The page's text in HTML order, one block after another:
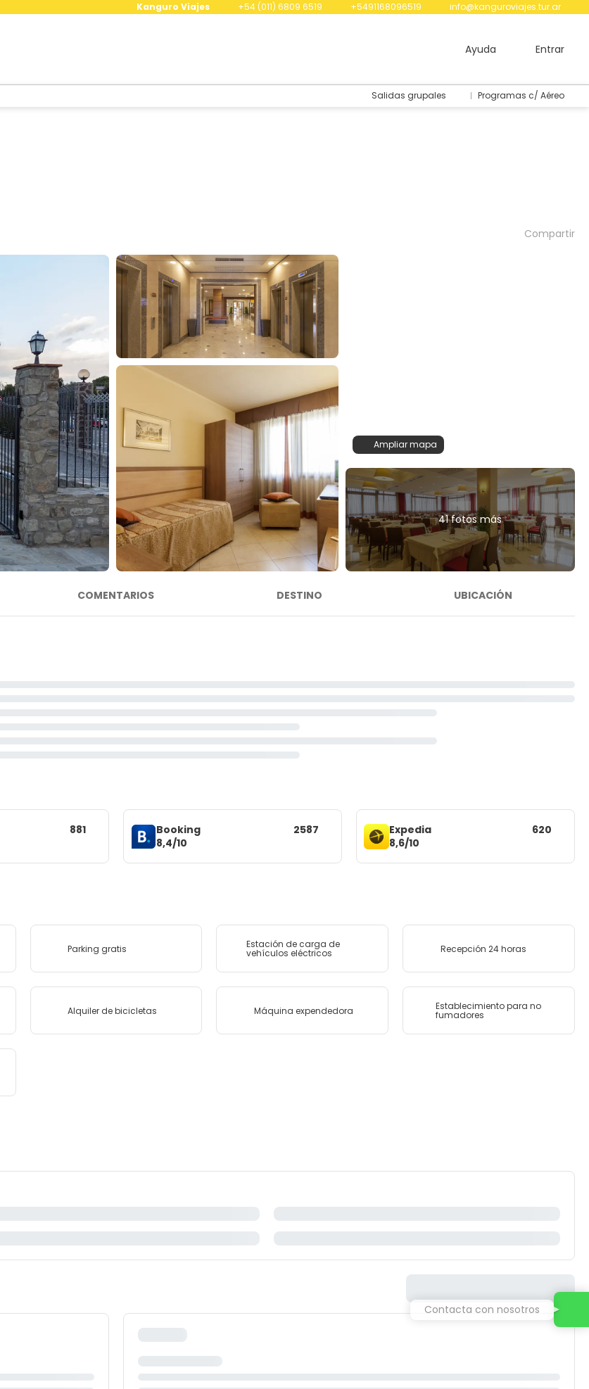
Kanguro Viajes +54 (011) 6809 6519 +5491168096519 info@kanguroviajes.tur.ar
Ayuda Entrar
Salidas grupales Programas c/ Aéreo
Compartir
Ampliar mapa
41 fotos más
COMENTARIOS DESTINO UBICACIÓN
881
Booking
8,4/10
2587
Expedia
8,6/10
620
Parking gratis Estación de carga de
vehículos eléctricos Recepción 24 horas
Alquiler de bicicletas Máquina expendedora Establecimiento para no
fumadores
Contacta con nosotros